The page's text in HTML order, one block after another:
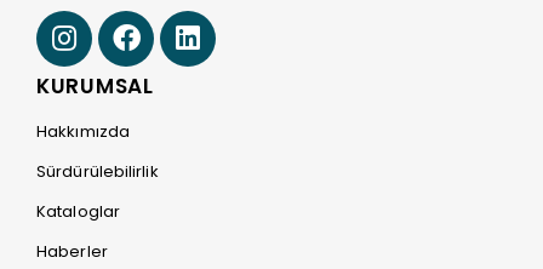
KURUMSAL
Hakkımızda
Sürdürülebilirlik
Kataloglar
Haberler